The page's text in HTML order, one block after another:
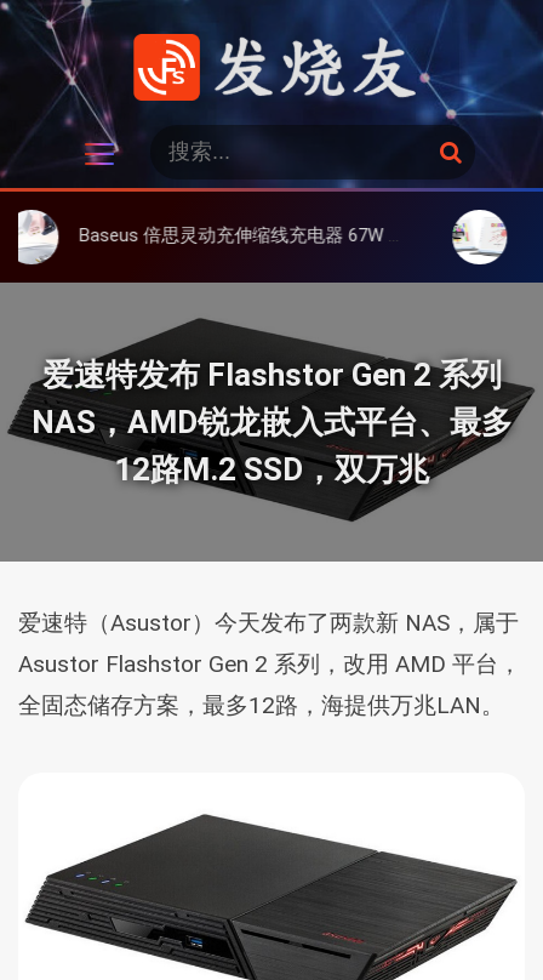
跳
发烧友
：
搜
索
Baseus 倍思灵动充伸缩线充电器 67W 3C，超耐用可伸缩线、氮化镓、3C多设备同时充 大上 Paperlike
爱速特发布 Flashstor Gen 2 系列
NAS，AMD锐龙嵌入式平台、最多
12路M.2 SSD，双万兆
爱速特（Asustor）今天发布了两款新 NAS，属于
Asustor Flashstor Gen 2 系列，改用 AMD 平台，
全固态储存方案，最多12路，海提供万兆LAN。